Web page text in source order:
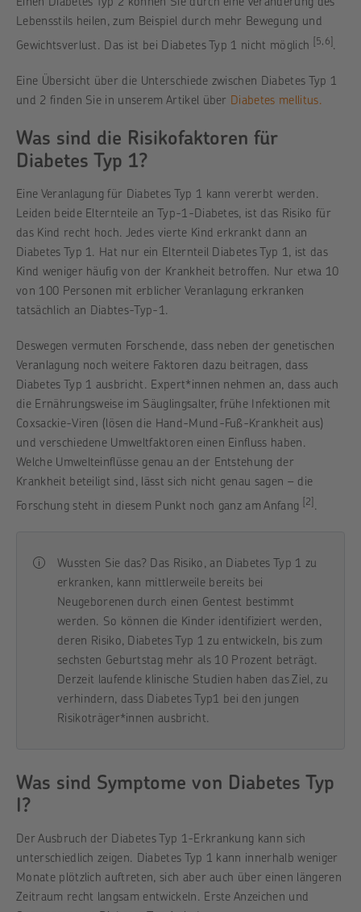
Lebensstils heilen, zum Beispiel durch mehr Bewegung und
Gewichtsverlust. Das ist bei Diabetes Typ 1 nicht möglich [5,6].
Eine Übersicht über die Unterschiede zwischen Diabetes Typ 1
und 2 finden Sie in unserem Artikel über Diabetes mellitus.
Was sind die Risikofaktoren für
Diabetes Typ 1?
Eine Veranlagung für Diabetes Typ 1 kann vererbt werden.
Leiden beide Elternteile an Typ-1-Diabetes, ist das Risiko für
das Kind recht hoch. Jedes vierte Kind erkrankt dann an
Diabetes Typ 1. Hat nur ein Elternteil Diabetes Typ 1, ist das
Kind weniger häufig von der Krankheit betroffen. Nur etwa 10
von 100 Personen mit erblicher Veranlagung erkranken
tatsächlich an Diabtes-Typ-1.
Deswegen vermuten Forschende, dass neben der genetischen
Veranlagung noch weitere Faktoren dazu beitragen, dass
Diabetes Typ 1 ausbricht. Expert*innen nehmen an, dass auch
die Ernährungsweise im Säuglingsalter, frühe Infektionen mit
Coxsackie-Viren (lösen die Hand-Mund-Fuß-Krankheit aus)
und verschiedene Umweltfaktoren einen Einfluss haben.
Welche Umwelteinflüsse genau an der Entstehung der
Krankheit beteiligt sind, lässt sich nicht genau sagen – die
Forschung steht in diesem Punkt noch ganz am Anfang [2].
Wussten Sie das? Das Risiko, an Diabetes Typ 1 zu
erkranken, kann mittlerweile bereits bei
Neugeborenen durch einen Gentest bestimmt
werden. So können die Kinder identifiziert werden,
deren Risiko, Diabetes Typ 1 zu entwickeln, bis zum
sechsten Geburtstag mehr als 10 Prozent beträgt.
Derzeit laufende klinische Studien haben das Ziel, zu
verhindern, dass Diabetes Typ1 bei den jungen
Risikoträger*innen ausbricht.
Was sind Symptome von Diabetes Typ
I?
Der Ausbruch der Diabetes Typ 1-Erkrankung kann sich
unterschiedlich zeigen. Diabetes Typ 1 kann innerhalb weniger
Monate plötzlich auftreten, sich aber auch über einen längeren
Zeitraum recht langsam entwickeln. Erste Anzeichen und